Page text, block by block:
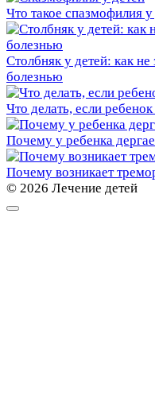
Что такое спазмофилия у
Столбняк у детей: как не
болезнью
Что делать, если
Почему у ребенка
Почему возникает
© 2026 Лечение детей